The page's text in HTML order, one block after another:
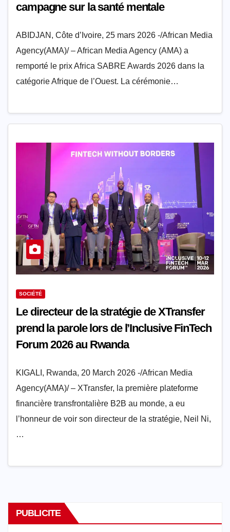
campagne sur la santé mentale
ABIDJAN, Côte d’Ivoire, 25 mars 2026 -/African Media
Agency(AMA)/ – African Media Agency (AMA) a
remporté le prix Africa SABRE Awards 2026 dans la
catégorie Afrique de l’Ouest. La cérémonie…
SOCIÉTÉ
Le directeur de la stratégie de XTransfer
prend la parole lors de l’Inclusive FinTech
Forum 2026 au Rwanda
KIGALI, Rwanda, 20 March 2026 -/African Media
Agency(AMA)/ – XTransfer, la première plateforme
financière transfrontalière B2B au monde, a eu
l’honneur de voir son directeur de la stratégie, Neil Ni,
…
PUBLICITE